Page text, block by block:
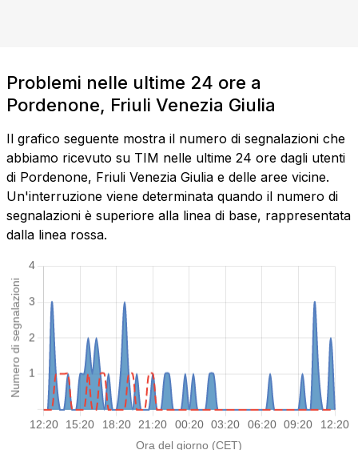
Problemi nelle ultime 24 ore a
Pordenone, Friuli Venezia Giulia
Il grafico seguente mostra il numero di segnalazioni che
abbiamo ricevuto su TIM nelle ultime 24 ore dagli utenti
di Pordenone, Friuli Venezia Giulia e delle aree vicine.
Un'interruzione viene determinata quando il numero di
segnalazioni è superiore alla linea di base, rappresentata
dalla linea rossa.